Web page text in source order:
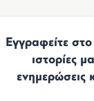
Εγγραφείτε
ιστορίες
ενημερώσεις